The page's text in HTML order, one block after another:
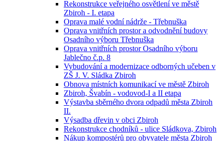
Rekonstrukce veřejného osvětlení ve městě
Zbiroh - I. etapa
Oprava malé vodní nádrže - Třebnuška
Oprava vnitřních prostor a odvodnění budovy
Osadního výboru Třebnuška
Oprava vnitřních prostor Osadního výboru
Jablečno č.p. 8
Vybudování a modernizace odborných učeben v
ZŠ J. V. Sládka Zbiroh
Obnova místních komunikací ve městě Zbiroh
Zbiroh, Švabín - vodovod-I a II etapa
Výstavba sběrného dvora odpadů města Zbiroh
II.
Výsadba dřevin v obci Zbiroh
Rekonstrukce chodníků - ulice Sládkova, Zbiroh
Nákup kompostérů pro obyvatele města Zbiroh